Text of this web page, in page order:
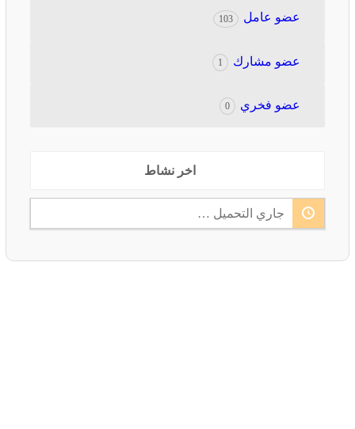
عضو عامل 103
عضو مشارك 1
عضو فخري 0
By:
جاري التحميل …